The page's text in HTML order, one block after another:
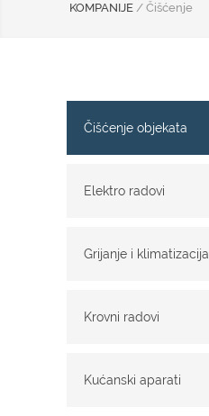
KOMPANIJE / Čišćenje
Čišćenje objekata
Elektro radovi
Grijanje i klimatizacija
Krovni radovi
Kućanski aparati